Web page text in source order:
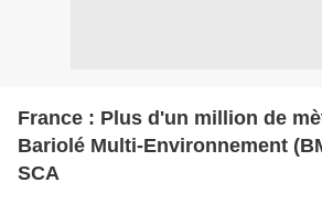
France : Plus d'un million de
Bariolé Multi-Environnement
SCA